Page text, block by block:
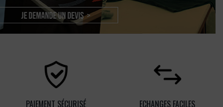
PAIEMENT SÉCURISÉ ECHANGES FACILES